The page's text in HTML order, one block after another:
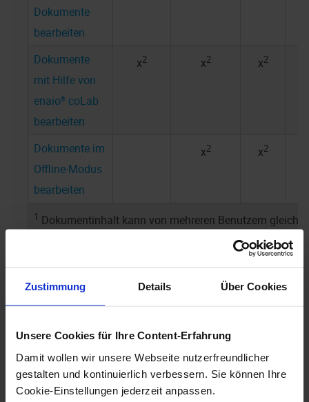
Zustimmung Details Über Cookies
Unsere Cookies für Ihre Content-Erfahrung
Damit wollen wir unsere Webseite nutzerfreundlicher
gestalten und kontinuierlich verbessern. Sie können Ihre
Cookie-Einstellungen jederzeit anpassen.
Dokumente
bearbeiten
Dokumente
mit Hilfe von
enaio® coLab
bearbeiten
x2 x2 x2
Dokumente im
Offline-Modus
bearbeiten
x2 x2
1 Dokumentinhalt kann von mehreren Benutzern
dem Prinzip: Dokumentdatei ausenaio®in das lokale
Betriebssystem bzw. in die Cloud laden, in der
entsprechenden Anwendung bearbeiten, speichern
und abschließend wieder in dasenaio®